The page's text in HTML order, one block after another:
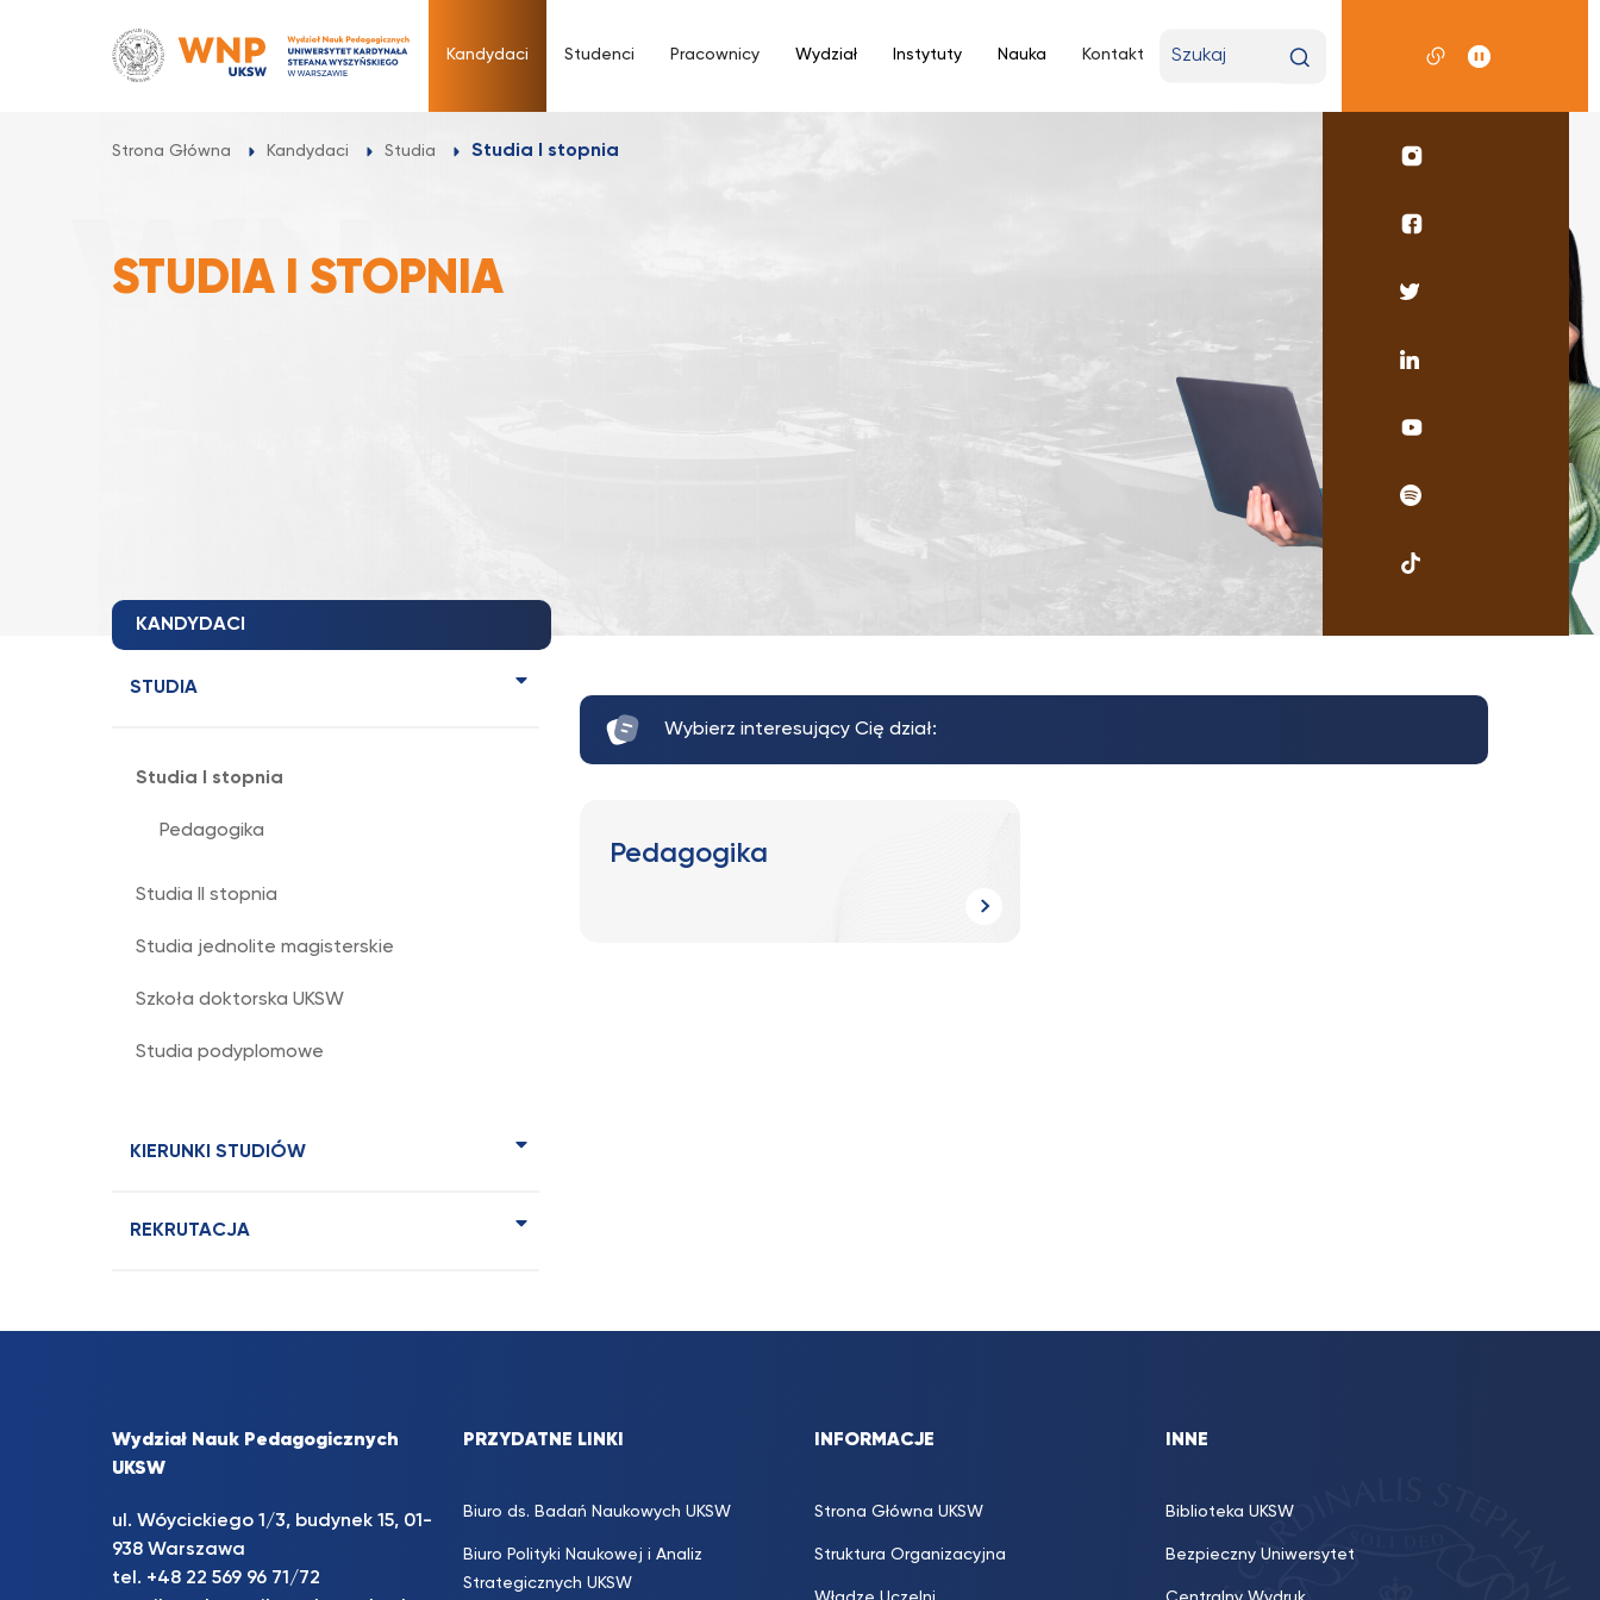
Kandydaci Studenci Pracownicy Wydział Instytuty Nauka Kontakt
wyszukiwaną
Strona Główna Kandydaci Studia Studia I stopnia
STUDIA I STOPNIA
Profil
Profil
pedagogicznego
Profil
Profil
Linkedin
UKSW
UKSW
UKSW
KANDYDACI
STUDIA
Studia I stopnia
Pedagogika
Studia II stopnia
Studia jednolite magisterskie
Szkoła doktorska UKSW
Studia podyplomowe
KIERUNKI STUDIÓW
REKRUTACJA
Wybierz interesujący Cię dział:
Pedagogika
Wydział Nauk Pedagogicznych
UKSW
ul. Wóycickiego 1/3, budynek 15, 01-
938 Warszawa
tel. +48 22 569 96 71/72
PRZYDATNE LINKI
Biuro ds. Badań Naukowych UKSW
Biuro Polityki Naukowej i Analiz
Strategicznych UKSW
INFORMACJE
Strona Główna UKSW
Struktura Organizacyjna
INNE
Biblioteka UKSW
Bezpieczny Uniwersytet